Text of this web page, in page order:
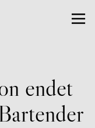
endet